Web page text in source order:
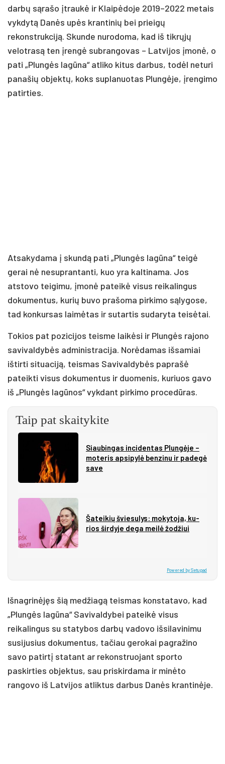
darbų sąrašo įtraukė ir Klaipėdoje 2019–2022 metais
vykdytą Danės upės krantinių bei prieigų
rekonstrukciją. Skunde nurodoma, kad iš tikrųjų
velotrasą ten įrengė subrangovas – Latvijos įmonė, o
pati „Plungės lagūna“ atliko kitus darbus, todėl neturi
panašių objektų, koks suplanuotas Plungėje, įrengimo
patirties.
Atsakydama į skundą pati „Plungės lagūna“ teigė
gerai nė nesuprantanti, kuo yra kaltinama. Jos
atstovo teigimu, įmonė pateikė visus reikalingus
dokumentus, kurių buvo prašoma pirkimo sąlygose,
tad konkursas laimėtas ir sutartis sudaryta teisėtai.
Tokios pat pozicijos teisme laikėsi ir Plungės rajono
savivaldybės administracija. Norėdamas išsamiai
ištirti situaciją, teismas Savivaldybės paprašė
pateikti visus dokumentus ir duomenis, kuriuos gavo
iš „Plungės lagūnos“ vykdant pirkimo procedūras.
Taip pat skaitykite
Siau­bin­gas in­ci­den­tas Plun­gė­je –
mo­te­ris ap­si­py­lė ben­zi­nu ir pa­de­gė
sa­ve
Ša­tei­kių švie­su­lys: mo­ky­to­ja, ku­
rios šir­dy­je de­ga mei­lė žo­džiui
Powered by Setupad
Išnagrinėjęs šią medžiagą teismas konstatavo, kad
„Plungės lagūna“ Savivaldybei pateikė visus
reikalingus su statybos darbų vadovo išsilavinimu
susijusius dokumentus, tačiau gerokai pagražino
savo patirtį statant ar rekonstruojant sporto
paskirties objektus, sau priskirdama ir minėto
rangovo iš Latvijos atliktus darbus Danės krantinėje.